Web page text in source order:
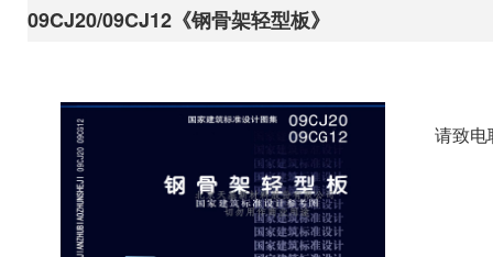
09CJ20/09CJ12《钢骨架轻型板》
请致电